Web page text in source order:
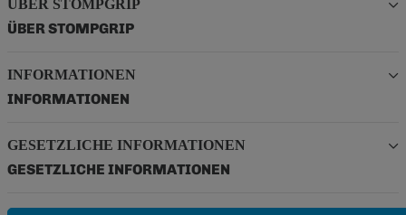
ÜBER STOMPGRIP
ÜBER STOMPGRIP
INFORMATIONEN
INFORMATIONEN
GESETZLICHE INFORMATIONEN
GESETZLICHE INFORMATIONEN